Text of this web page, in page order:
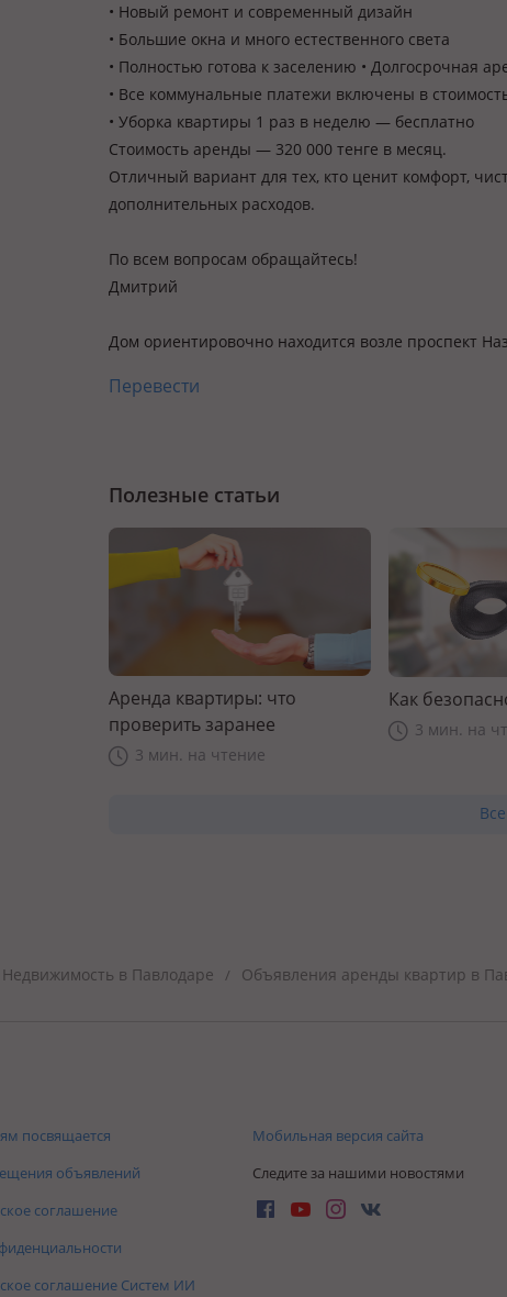
• Новый ремонт и современный дизайн
• Большие окна и много естественного света
• Полностью готова к заселению • Долгосрочная
• Все коммунальные платежи включены в
• Уборка квартиры 1 раз в неделю — бесплатно
Стоимость аренды — 320 000 тенге в месяц.
Отличный вариант для тех, кто ценит комфорт,
дополнительных расходов.
По всем вопросам обращайтесь!
Дмитрий
Дом ориентировочно находится возле проспект
Перевести
Полезные статьи
Аренда квартиры: что
проверить заранее
3 мин. на чтение
Как
3 мин. на
Недвижимость в Павлодаре / Объявления аренды квартир в
посвящается
объявлений
соглашение
соглашение Систем ИИ
Мобильная версия сайта
Следите за нашими новостями